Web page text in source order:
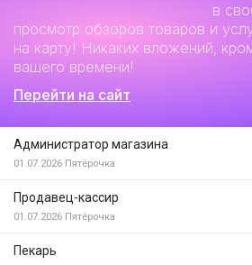
в
просмотр обзоров товаров и
на карту! Никаких вложений,
вашего времени!
Перейти на сайт
Администратор магазина
01.07.2026 Пятёрочка
Продавец-кассир
01.07.2026 Пятёрочка
Пекарь